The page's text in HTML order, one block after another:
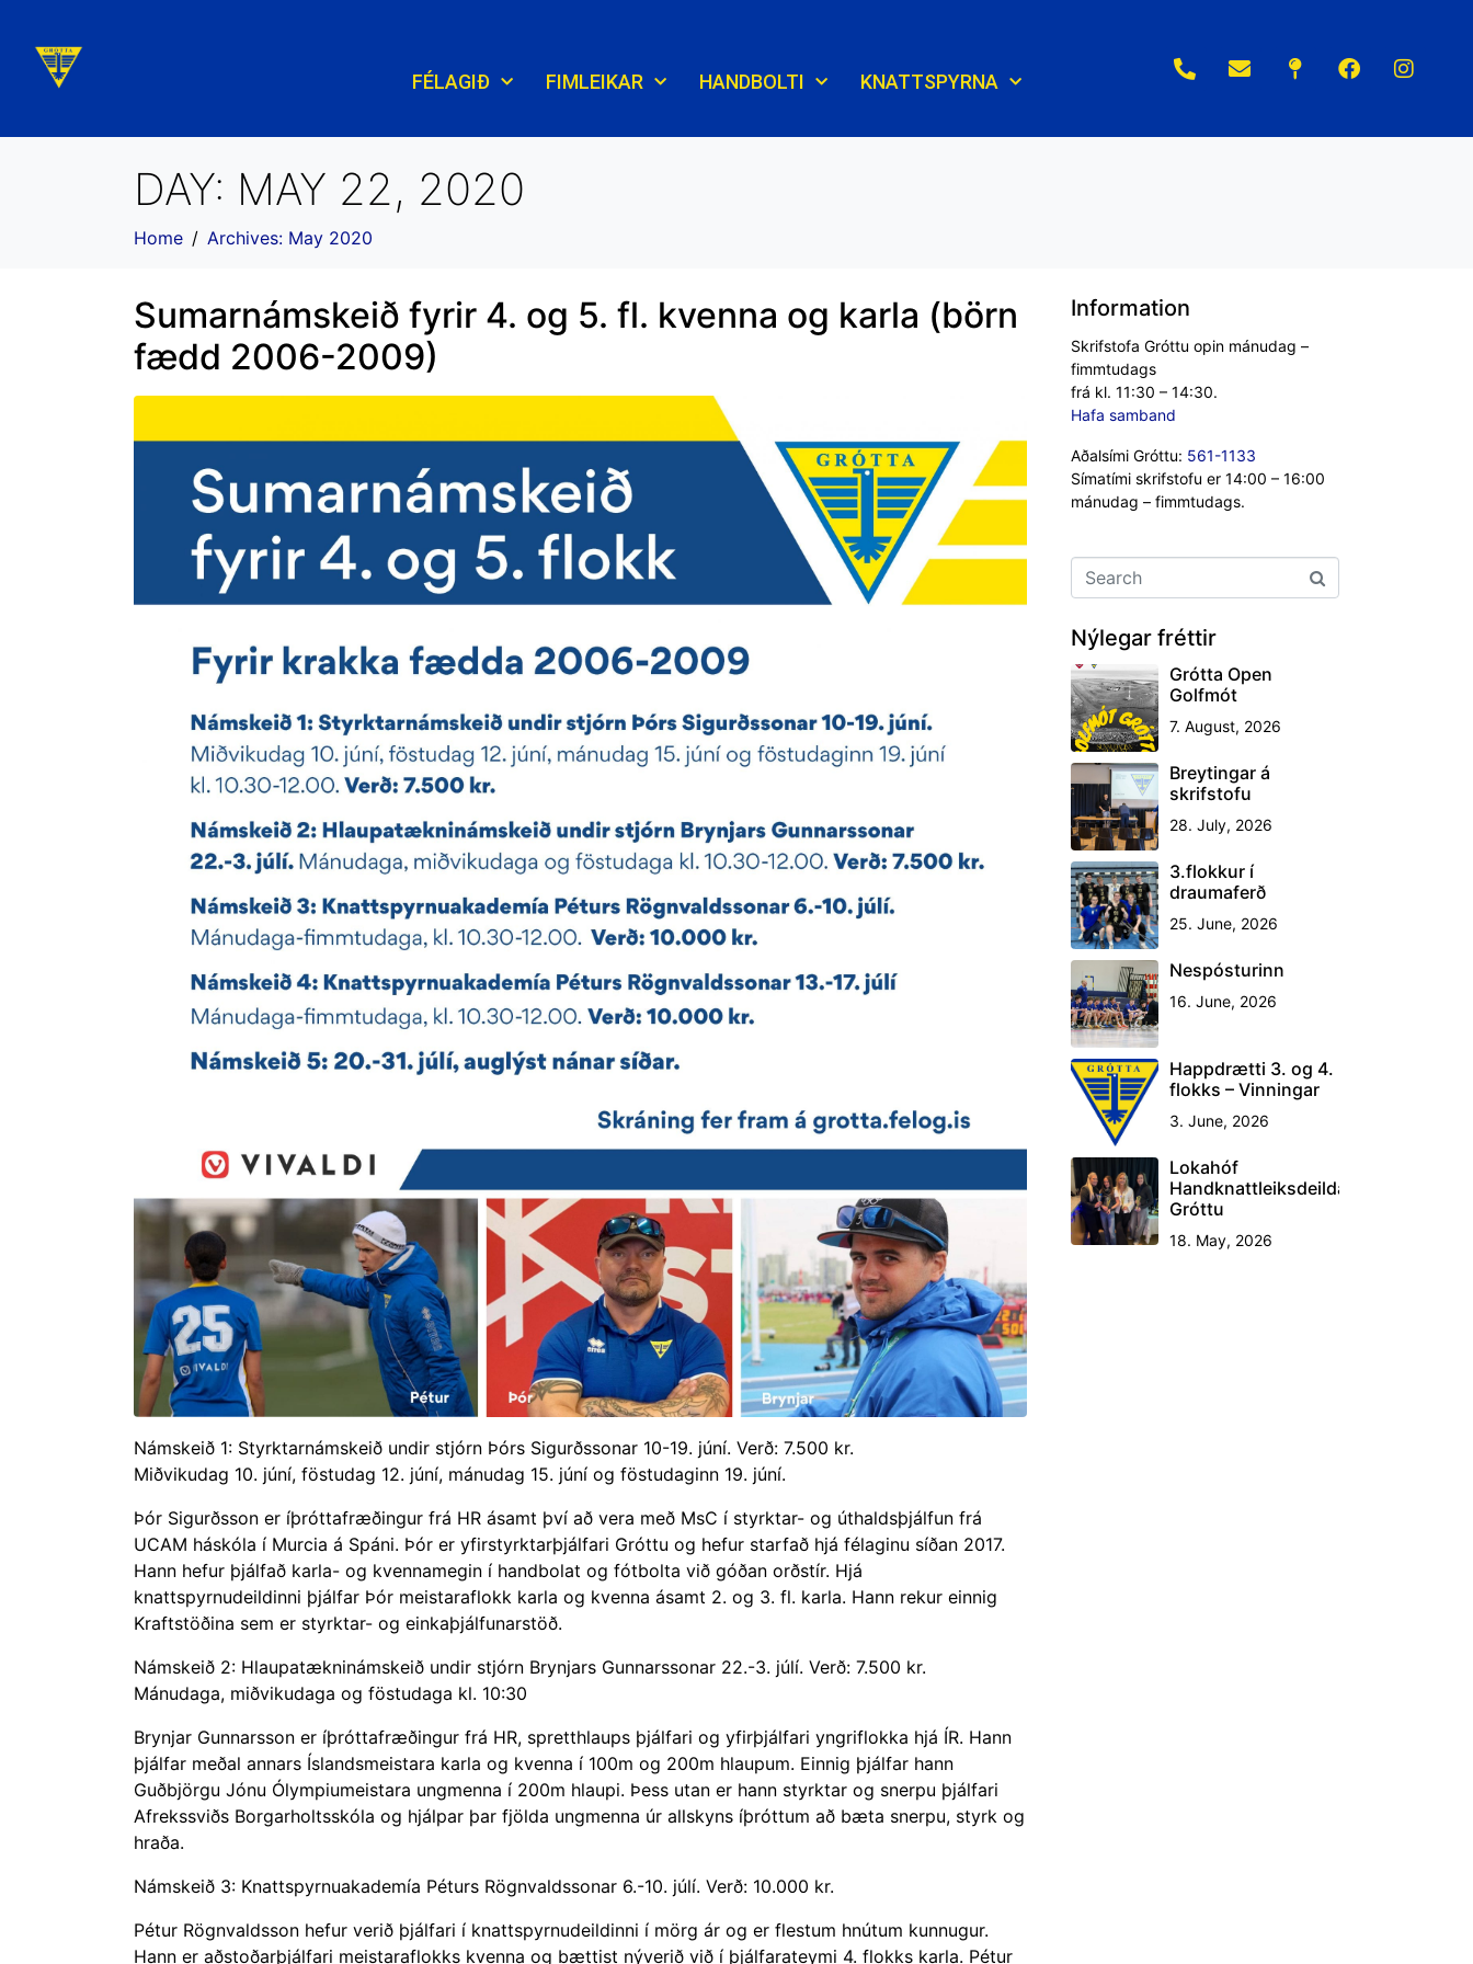
FÉLAGIÐ FIMLEIKAR HANDBOLTI KNATTSPYRNA
DAY: MAY 22, 2020
Home Archives: May 2020
Sumarnámskeið fyrir 4. og 5. fl. kvenna og karla (börn
fædd 2006-2009)
Námskeið 1: Styrktarnámskeið undir stjórn Þórs Sigurðssonar 10-19. júní. Verð: 7.500 kr.
Miðvikudag 10. júní, föstudag 12. júní, mánudag 15. júní og föstudaginn 19. júní.
Þór Sigurðsson er íþróttafræðingur frá HR ásamt því að vera með MsC í styrktar- og úthaldsþjálfun frá
UCAM háskóla í Murcia á Spáni. Þór er yfirstyrktarþjálfari Gróttu og hefur starfað hjá félaginu síðan 2017.
Hann hefur þjálfað karla- og kvennamegin í handbolat og fótbolta við góðan orðstír. Hjá
knattspyrnudeildinni þjálfar Þór meistaraflokk karla og kvenna ásamt 2. og 3. fl. karla. Hann rekur einnig
Kraftstöðina sem er styrktar- og einkaþjálfunarstöð.
Námskeið 2: Hlaupatækninámskeið undir stjórn Brynjars Gunnarssonar 22.-3. júlí. Verð: 7.500 kr.
Mánudaga, miðvikudaga og föstudaga kl. 10:30
Brynjar Gunnarsson er íþróttafræðingur frá HR, spretthlaups þjálfari og yfirþjálfari yngriflokka hjá ÍR. Hann
þjálfar meðal annars Íslandsmeistara karla og kvenna í 100m og 200m hlaupum. Einnig þjálfar hann
Guðbjörgu Jónu Ólympiumeistara ungmenna í 200m hlaupi. Þess utan er hann styrktar og snerpu þjálfari
Afrekssviðs Borgarholtsskóla og hjálpar þar fjölda ungmenna úr allskyns íþróttum að bæta snerpu, styrk og
hraða.
Námskeið 3: Knattspyrnuakademía Péturs Rögnvaldssonar 6.-10. júlí. Verð: 10.000 kr.
Pétur Rögnvaldsson hefur verið þjálfari í knattspyrnudeildinni í mörg ár og er flestum hnútum kunnugur.
Hann er aðstoðarþjálfari meistaraflokks kvenna og bættist nýverið við í þjálfarateymi 4. flokks karla. Pétur
Information
Skrifstofa Gróttu opin mánudag –
fimmtudags
frá kl. 11:30 – 14:30.
Hafa samband
Aðalsími Gróttu: 561-1133
Símatími skrifstofu er 14:00 – 16:00
mánudag – fimmtudags.
Nýlegar fréttir
Grótta Open
Golfmót
7. August, 2026
Breytingar á
skrifstofu
28. July, 2026
3.flokkur í
draumaferð
25. June, 2026
Nespósturinn
16. June, 2026
Happdrætti 3. og 4.
flokks – Vinningar
3. June, 2026
Lokahóf
Handknattleiksdeildar
Gróttu
18. May, 2026